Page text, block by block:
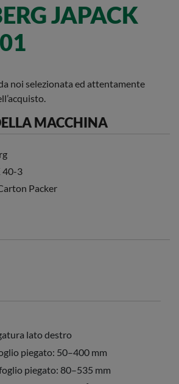
JAPACK
noi selezionata ed attentamente
MACCHINA
40-3
Packer
lato destro
piegato: 50–400 mm
piegato: 80–535 mm